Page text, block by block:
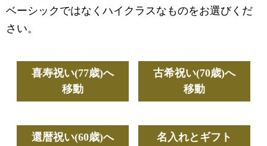
ベーシックではなくハイクラスなものをお選びくだ
さい。
喜寿祝い(77歳)へ
移動
古希祝い(70歳)へ
移動
還暦祝い(60歳)へ
名入れとギフト